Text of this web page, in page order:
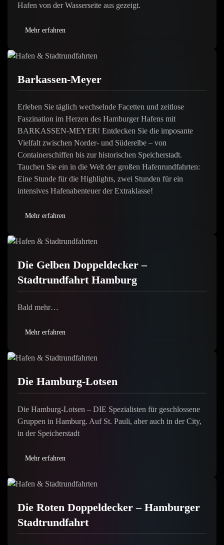
Hafen von der Wasserseite aus gezeigt.
Mehr erfahren
Barkassen-Meyer
Erleben Sie täglich wechselnde Facetten und zeitlose
Faszination im Herzen des Hamburger Hafens mit
BARKASSEN-MEYER! Entdecken Sie die imposante
Vielfalt zwischen Norder- und Süderelbe – von
Containerschiffen bis zur historischen Speicherstadt.
Tauchen Sie ein in die Welt der großen Hafenrundfahrten:
Eine Stunde für die Highlights, zwei Stunden für ein
intensives Hafenabenteuer der Extraklasse!
Mehr erfahren
Die Gelben Doppeldecker –
Stadtrundfahrt Hamburg
Bald mehr…
Mehr erfahren
Die Hamburg-Lotsen
Die Hamburg-Lotsen – DIE Spezialisten für geschlossene
Gruppen in Hamburg. Auf St. Pauli, aber auch in der City,
in der Speicherstadt
Mehr erfahren
Die Roten Doppeldecker – Hamburger
Stadtrundfahrt